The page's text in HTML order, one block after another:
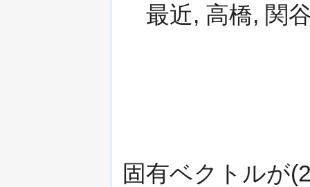
最近, 高橋, 関
固有ベクトルが